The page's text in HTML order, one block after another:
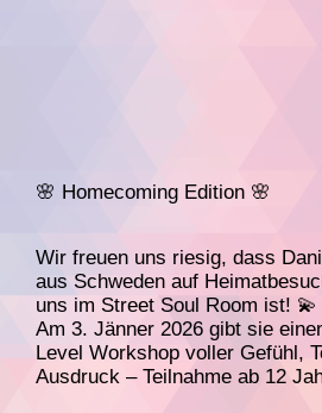
🌸 Homecoming Edition 🌸
Wir freuen uns riesig, dass
aus Schweden auf
uns im Street Soul Room ist! 💫
Am 3. Jänner 2026 gibt sie
Level Workshop voller Gefühl,
Ausdruck – Teilnahme ab 12